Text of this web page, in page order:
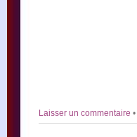
Laisser un commentaire •